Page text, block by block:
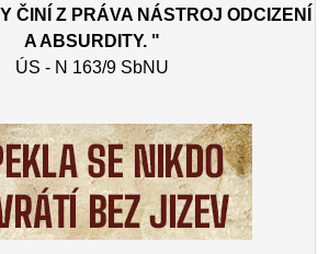
ČINÍ Z PRÁVA NÁSTROJ ODCIZENÍ
A ABSURDITY. "
ÚS - N 163/9 SbNU